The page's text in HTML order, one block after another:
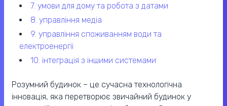
7. умови для дому та робота з датами
8. управління медіа
9. управління споживанням води та
електроенергії
10. інтеграція з іншими системами
Розумний будинок – це сучасна технологічна
інновація, яка перетворює звичайний будинок у